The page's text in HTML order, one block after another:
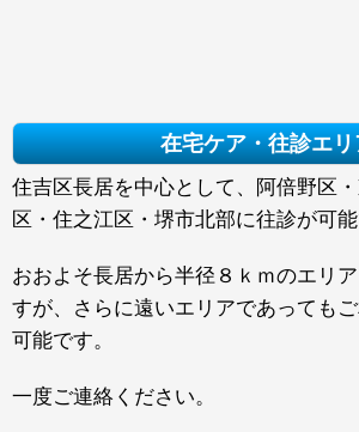
在宅ケア・往診エリ
住吉区長居を中心として、阿倍野区
区・住之江区・堺市北部に往診が可能
おおよそ長居から半径８ｋｍのエリ
すが、さらに遠いエリアであっても
可能です。
一度ご連絡ください。